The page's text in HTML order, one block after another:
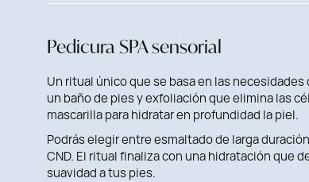
Pedicura SPA sensorial
Un ritual único que se basa en las
un baño de pies y exfoliación que elimina las
mascarilla para hidratar en profundidad la piel.
Podrás elegir entre esmaltado de larga
CND. El ritual finaliza con una hidratación que
suavidad a tus pies.